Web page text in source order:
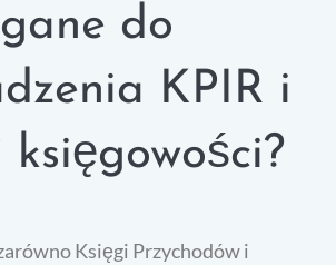
do
KPIR i
księgowości?
Księgi Przychodów i